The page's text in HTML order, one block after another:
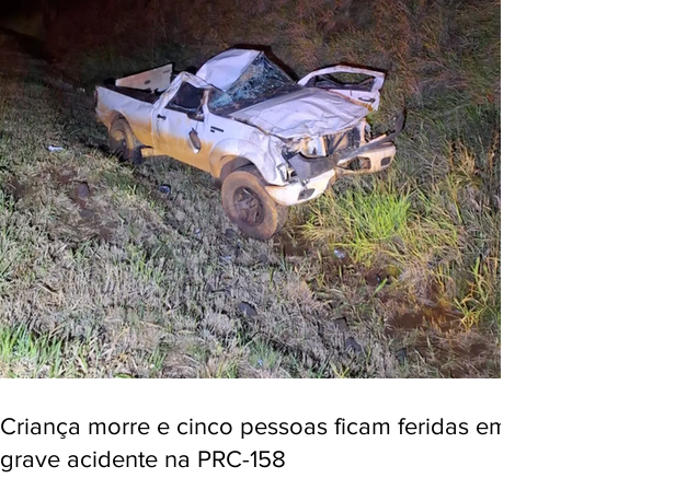
Criança morre e cinco pessoas ficam feridas em
grave acidente na PRC-158